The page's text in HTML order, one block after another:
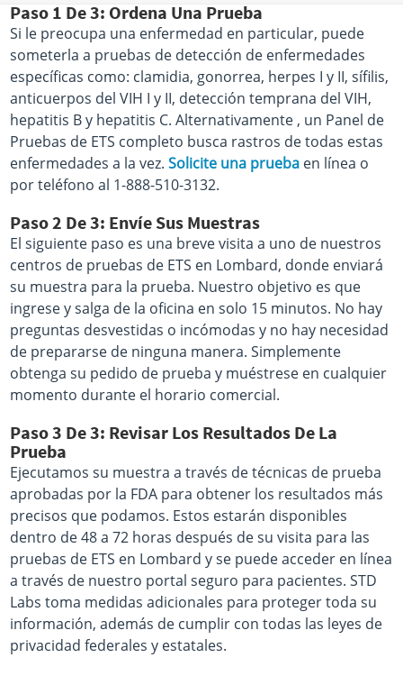
Paso 1 De 3: Ordena Una Prueba
Si le preocupa una enfermedad en particular, puede
someterla a pruebas de detección de enfermedades
específicas como: clamidia, gonorrea, herpes I y II, sífilis,
anticuerpos del VIH I y II, detección temprana del VIH,
hepatitis B y hepatitis C. Alternativamente , un Panel de
Pruebas de ETS completo busca rastros de todas estas
enfermedades a la vez.Solicite una prueba en línea o
por teléfono al 1-888-510-3132.
Paso 2 De 3: Envíe Sus Muestras
El siguiente paso es una breve visita a uno de nuestros
centros de pruebas de ETS en Lombard, donde enviará
su muestra para la prueba. Nuestro objetivo es que
ingrese y salga de la oficina en solo 15 minutos. No hay
preguntas desvestidas o incómodas y no hay necesidad
de prepararse de ninguna manera. Simplemente
obtenga su pedido de prueba y muéstrese en cualquier
momento durante el horario comercial.
Paso 3 De 3: Revisar Los Resultados De La
Prueba
Ejecutamos su muestra a través de técnicas de prueba
aprobadas por la FDA para obtener los resultados más
precisos que podamos. Estos estarán disponibles
dentro de 48 a 72 horas después de su visita para las
pruebas de ETS en Lombard y se puede acceder en línea
a través de nuestro portal seguro para pacientes. STD
Labs toma medidas adicionales para proteger toda su
información, además de cumplir con todas las leyes de
privacidad federales y estatales.